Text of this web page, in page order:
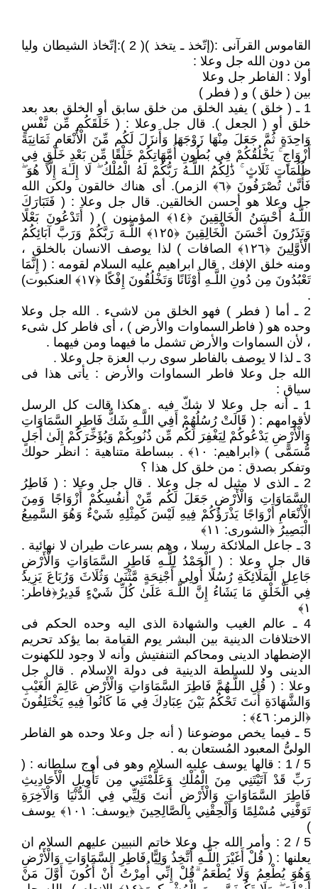
القاموس القرآنى :(إتّخذ ـ يتخذ )( 2 ):إتّخاذ الشيطان وليا
من دون الله جل وعلا :
أولا : الفاطر جل وعلا
بين ( خلق ) و ( فطر )
1 ـ ( خلق ) يفيد الخلق من خلق سابق أو الخلق بعد بعد
خلق أو ( الجعل ). قال جل وعلا : ( خَلَقَكُم مِّن نَّفْسٍ
وَاحِدَةٍ ثُمَّ جَعَلَ مِنْهَا زَوْجَهَا وَأَنزَلَ لَكُم مِّنَ الْأَنْعَامِ ثَمَانِيَةَ
أَزْوَاجٍ ۚ يَخْلُقُكُمْ فِي بُطُونِ أُمَّهَاتِكُمْ خَلْقًا مِّن بَعْدِ خَلْقٍ فِي
ظُلُمَاتٍ ثَلَاثٍ ۚ ذَٰلِكُمُ اللَّـهُ رَبُّكُمْ لَهُ الْمُلْكُ ۖ لَا إِلَـٰهَ إِلَّا هُوَ ۖ
فَأَنَّىٰ تُصْرَفُونَ ﴿٦﴾ الزمر). أى هناك خالقون ولكن الله
جل وعلا هو أحسن الخالقين. قال جل وعلا : ( فَتَبَارَكَ
اللَّـهُ أَحْسَنُ الْخَالِقِينَ ﴿١٤﴾ المؤمنون ) ( أَتَدْعُونَ بَعْلًا
وَتَذَرُونَ أَحْسَنَ الْخَالِقِينَ ﴿١٢٥﴾ اللَّـهَ رَبَّكُمْ وَرَبَّ آبَائِكُمُ
الْأَوَّلِينَ ﴿١٢٦﴾ الصافات ) لذا يوصف الانسان بالخلق ،
ومنه خلق الإفك , قال ابراهيم عليه السلام لقومه : ( إِنَّمَا
تَعْبُدُونَ مِن دُونِ اللَّـهِ أَوْثَانًا وَتَخْلُقُونَ إِفْكًا ﴿١٧﴾ العنكبوت)
.
2 ـ أما ( فطر ) فهو الخلق من لاشىء . الله جل وعلا
وحده هو ( فاطرالسماوات والأرض ) ، أى فاطر كل شىء
، لأن السماوات والأرض تشمل ما فيهما ومن فيهما .
3 ـ لذا لا يوصف بالفاطر سوى رب العزة جل وعلا .
الله جل وعلا فاطر السماوات والأرض : يأتى هذا فى
سياق :
1 ـ أنه جل وعلا لا شكّ فيه . هكذا قالت كل الرسل
لأقوامهم : ( قَالَتْ رُسُلُهُمْ أَفِي اللَّـهِ شَكٌّ فَاطِرِ السَّمَاوَاتِ
وَالْأَرْضِ يَدْعُوكُمْ لِيَغْفِرَ لَكُم مِّن ذُنُوبِكُمْ وَيُؤَخِّرَكُمْ إِلَىٰ أَجَلٍ
مُّسَمًّى ) ﴿ابراهيم: ١٠﴾ . ببساطة متناهية : انظر حولك
وتفكر بصدق : من خلق كل هذا ؟
2 ـ الذى لا مثيل له جل وعلا . قال جل وعلا : ( فَاطِرُ
السَّمَاوَاتِ وَالْأَرْضِ جَعَلَ لَكُم مِّنْ أَنفُسِكُمْ أَزْوَاجًا وَمِنَ
الْأَنْعَامِ أَزْوَاجًا يَذْرَؤُكُمْ فِيهِ لَيْسَ كَمِثْلِهِ شَيْءٌ وَهُوَ السَّمِيعُ
الْبَصِيرُ ﴿الشورى: ١١﴾
3 ـ جاعل الملائكة رسلا ، وهم بسرعات طيران لا نهائية .
قال جل وعلا : ( الْحَمْدُ لِلَّـهِ فَاطِرِ السَّمَاوَاتِ وَالْأَرْضِ
جَاعِلِ الْمَلَائِكَةِ رُسُلًا أُولِي أَجْنِحَةٍ مَّثْنَىٰ وَثُلَاثَ وَرُبَاعَ يَزِيدُ
فِي الْخَلْقِ مَا يَشَاءُ إِنَّ اللَّـهَ عَلَىٰ كُلِّ شَيْءٍ قَدِيرٌ﴿فاطر:
١﴾
4 ـ عالم الغيب والشهادة الذى اليه وحده الحكم فى
الاختلافات الدينية بين البشر يوم القيامة بما يؤكد تحريم
الإضطهاد الدينى ومحاكم التنفتيش وأنه لا وجود للكهنوت
الدينى ولا للسلطة الدينية فى دولة الاسلام . قال جل
وعلا : ( قُلِ اللَّـهُمَّ فَاطِرَ السَّمَاوَاتِ وَالْأَرْضِ عَالِمَ الْغَيْبِ
وَالشَّهَادَةِ أَنتَ تَحْكُمُ بَيْنَ عِبَادِكَ فِي مَا كَانُوا فِيهِ يَخْتَلِفُونَ
﴿الزمر: ٤٦﴾ :
5 ـ فيما يخص موضوعنا ( أنه جل وعلا وحده هو الفاطر
الولىُّ المعبود المُستعان به .
5 / 1 : قالها يوسف عليه السلام وهو فى أوج سلطانه : (
رَبِّ قَدْ آتَيْتَنِي مِنَ الْمُلْكِ وَعَلَّمْتَنِي مِن تَأْوِيلِ الْأَحَادِيثِ
فَاطِرَ السَّمَاوَاتِ وَالْأَرْضِ أَنتَ وَلِيِّي فِي الدُّنْيَا وَالْآخِرَةِ
تَوَفَّنِي مُسْلِمًا وَأَلْحِقْنِي بِالصَّالِحِينَ ﴿يوسف: ١٠١﴾ يوسف
)
5 / 2 : وأمر الله جل وعلا خاتم النبيين عليهم السلام ان
يعلنها : ( قُلْ أَغَيْرَ اللَّـهِ أَتَّخِذُ وَلِيًّا فَاطِرِ السَّمَاوَاتِ وَالْأَرْضِ
وَهُوَ يُطْعِمُ وَلَا يُطْعَمُ ۗقُلْ إِنِّي أُمِرْتُ أَنْ أَكُونَ أَوَّلَ مَنْ